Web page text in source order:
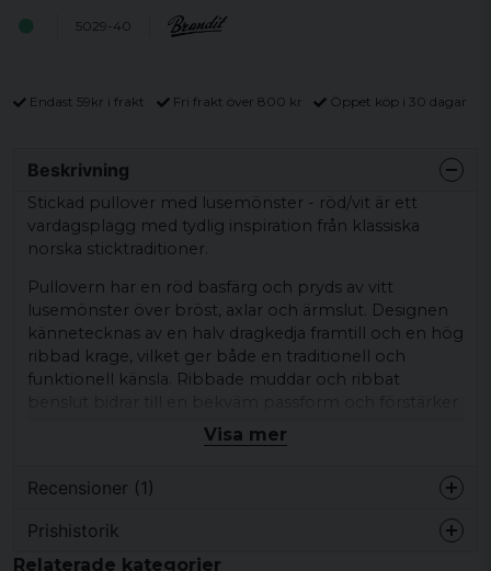
5029-40
Endast 59kr i frakt Fri frakt över 800 kr Öppet köp i 30 dagar
Beskrivning
Stickad pullover med lusemönster - röd/vit är ett
vardagsplagg med tydlig inspiration från klassiska
norska sticktraditioner.
Pullovern har en röd basfärg och pryds av vitt
lusemönster över bröst, axlar och ärmslut. Designen
kännetecknas av en halv dragkedja framtill och en hög
ribbad krage, vilket ger både en traditionell och
funktionell känsla. Ribbade muddar och ribbat
det stickade uttrycket. Den här pullovern passar för
avslappnade vardagsstilar och enkel styling.
Kombinera gärna med jeans eller cargobyxor för en
Visa mer
Recensioner (1)
Prishistorik
Relaterade kategorier